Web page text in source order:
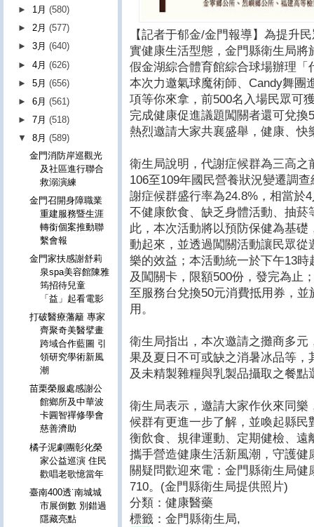
【記者于郁金/金門報導】為提升
實健康生活型態，金門縣衛生局將
假金湖綜合體育館綜合球場辦理
本次力邀氣球魔術師、Candy舞團
項等你來拿，前500名入場民眾可
完成健康促進議題闖關者還可兌
熱烈邀請大家共襄盛舉，健康、快
衛生局說明，代謝症候群為三高
106至109年國民營養狀況變遷調
謝症候群盛行率為24.8%，相當於
不健康飲食、缺乏身體活動、抽
此，本次活動將以預防保健為基
動起來，並透過闖關活動讓民眾
樂的效益；本活動統一於下午13
及闖關卡，限額500份，發完為止
至服務台兌換50元消費抵用券，
用。
衛生局指出，本次邀請之攤商多
果及夏日不可或缺之消暑冰品等
及未精製雜糧與乳製品攝取之餐
衛生局表示，邀請大家作伙來同
候群有更進一步了解，並喚起縣
衡飲食、規律運動、定期健檢、
攜手營造健康生活新風潮，守護
關疑問歡迎來電：金門縣衛生局健
710。(金門縣衛生局提供照片)
分類：健康醫藥
標籤：金門縣衛生局,
► 1月(580)
►2月(577)
►3月(640)
►4月(626)
►5月(656)
►6月(561)
►7月(518)
▼8月(589)
金門消防岸巡觀光
及社區進行聯合
救溺演練
金門召開身障職業
重建服務暨生涯
轉銜個案推動聯
繫會報
金門家扶感謝舒莉
泉spa美容館陳雅
筠招待兒童
「益」起看電影
打破醫療藩籬 專家
齊聚奇美醫擘畫
跨域合作藍圖 引
領研究學術新風
潮
苗栗榮服處感謝公
館鄉所及中華波
卡圓智禪修學會
慈善濟助
橘子泥劇團彰化榮
家公益巡演 住民
歡唱老歌憶當年
臺南400透˙南城城
市展倒數 別錯過
隱藏亮點